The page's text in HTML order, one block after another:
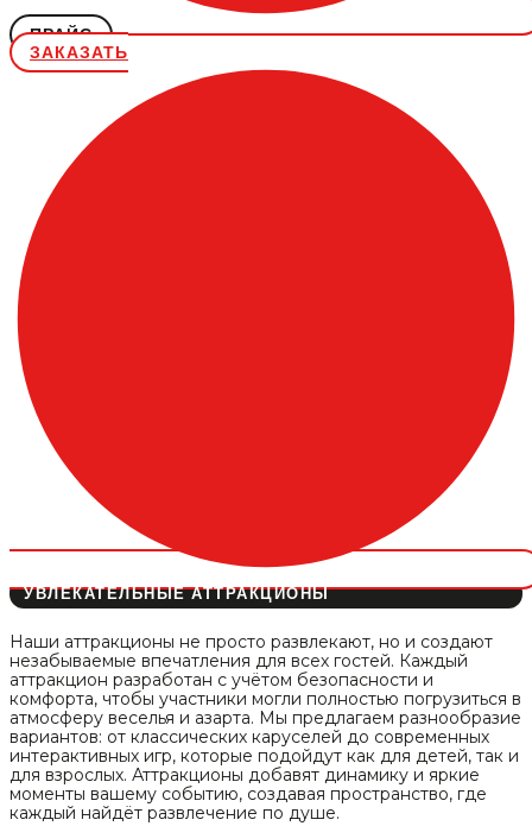
ПРАЙС
ЗАКАЗАТЬ
УВЛЕКАТЕЛЬНЫЕ АТТРАКЦИОНЫ
Наши аттракционы не просто развлекают, но и создают
незабываемые впечатления для всех гостей. Каждый
аттракцион разработан с учётом безопасности и
комфорта, чтобы участники могли полностью погрузиться в
атмосферу веселья и азарта. Мы предлагаем разнообразие
вариантов: от классических каруселей до современных
интерактивных игр, которые подойдут как для детей, так и
для взрослых. Аттракционы добавят динамику и яркие
моменты вашему событию, создавая пространство, где
каждый найдёт развлечение по душе.